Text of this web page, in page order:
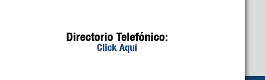
Directorio Telefónico:
Click Aquí